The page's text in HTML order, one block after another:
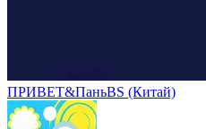
ПРИВЕТ&ПаньBS (Китай)